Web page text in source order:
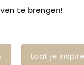
te brengen!
Laat je